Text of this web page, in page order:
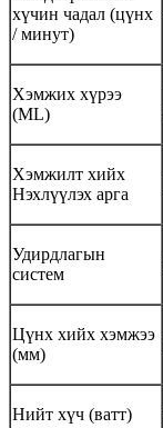
хүчин чадал (цүнх
/ минут)
Хэмжих хүрээ
(ML)
Хэмжилт хийх
Нэхлүүлэх арга
Удирдлагын
систем
Цүнх хийх хэмжээ
(мм)
Нийт хүч (ватт)